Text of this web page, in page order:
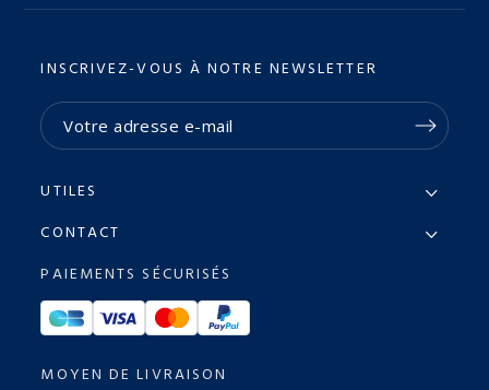
INSCRIVEZ-VOUS À NOTRE NEWSLETTER
UTILES
CONTACT
PAIEMENTS SÉCURISÉS
MOYEN DE LIVRAISON